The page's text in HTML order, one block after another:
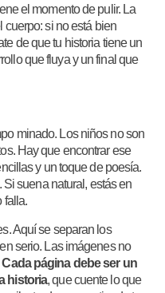
el momento de pulir. La
cuerpo: si no está bien
de que tu historia tiene un
que fluya y un final que
minado. Los niños no son
Hay que encontrar ese
y un toque de poesía.
suena natural, estás en
falla.
Aquí se separan los
serio. Las imágenes no
Cada página debe ser un
historia, que cuente lo que